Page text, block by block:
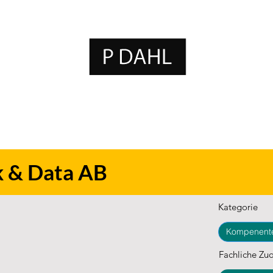
& Data AB
Kategorie
Fachliche